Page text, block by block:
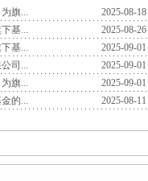
2025-08-18
旗...
2025-08-26
基...
2025-09-01
基...
2025-09-01
司...
2025-09-01
旗...
2025-08-11
的...